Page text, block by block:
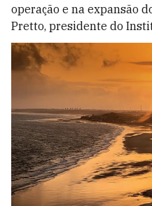
operação e na expansão
Pretto, presidente do